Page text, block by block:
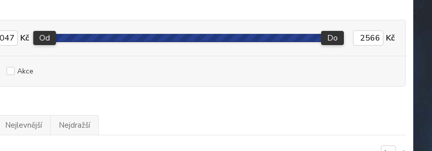
Kč Od Do Kč
Akce
Nejlevnější Nejdražší